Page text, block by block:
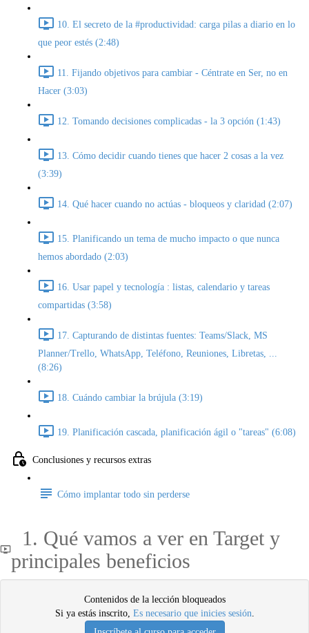
10. El secreto de la #productividad: carga pilas a diario en lo
que peor estés (2:48)
11. Fijando objetivos para cambiar - Céntrate en Ser, no en
Hacer (3:03)
12. Tomando decisiones complicadas - la 3 opción (1:43)
13. Cómo decidir cuando tienes que hacer 2 cosas a la vez
(3:39)
14. Qué hacer cuando no actúas - bloqueos y claridad (2:07)
15. Planificando un tema de mucho impacto o que nunca
hemos abordado (2:03)
16. Usar papel y tecnología : listas, calendario y tareas
compartidas (3:58)
17. Capturando de distintas fuentes: Teams/Slack, MS
Planner/Trello, WhatsApp, Teléfono, Reuniones, Libretas, ...
(8:26)
18. Cuándo cambiar la brújula (3:19)
19. Planificación cascada, planificación ágil o "tareas" (6:08)
Conclusiones y recursos extras
Cómo implantar todo sin perderse
1. Qué vamos a ver en Target y
principales beneficios
Contenidos de la lección bloqueados
Si ya estás inscrito, Es necesario que inicies sesión.